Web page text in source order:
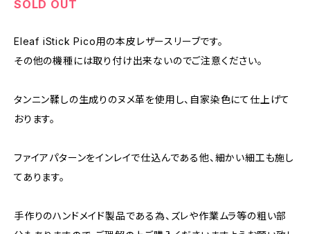
SOLD OUT
Eleaf iStick Pico用の本皮レザースリーブです。
その他の機種には取り付け出来ないのでご注意ください。
タンニン鞣しの生成りのヌメ革を使用し、自家染色にて仕上げて
おります。
ファイアパターンをインレイで仕込んである他、細かい細工も施し
てあります。
手作りのハンドメイド製品である為、ズレや作業ムラ等の粗い部